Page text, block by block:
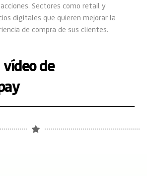
Sectores como retail y
digitales que quieren mejorar la
de compra de sus clientes.
de